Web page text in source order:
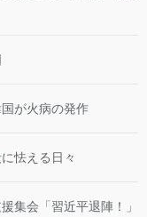
が火病の発作
怯える日々
集会「習近平退陣！」